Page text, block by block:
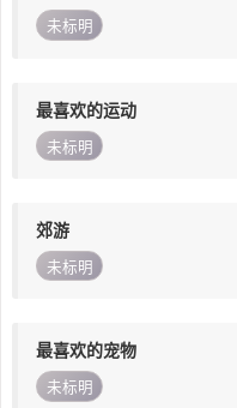
未标明
最喜欢的运动
未标明
郊游
未标明
最喜欢的宠物
未标明